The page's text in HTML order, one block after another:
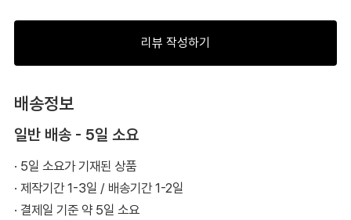
리뷰 작성하기
배송정보
일반 배송 - 5일 소요
· 5일 소요가 기재된 상품
· 제작기간 1-3일 / 배송기간 1-2일
· 결제일 기준 약 5일 소요